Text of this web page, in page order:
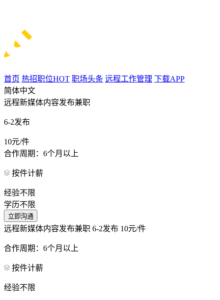
首页 热招职位HOT 职场头条 远程工作管理 下载APP
简体中文
远程新媒体内容发布兼职
6-2发布
10元/件
合作周期：6个月以上
按件计薪
经验不限
学历不限
立即沟通
远程新媒体内容发布兼职 6-2发布 10元/件
合作周期：6个月以上
按件计薪
经验不限